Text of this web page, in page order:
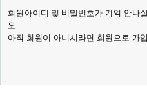
회원아이디 및 비밀번호가 기억 안나
오.
아직 회원이 아니시라면 회원으로 가